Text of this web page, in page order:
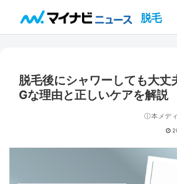
脱毛
脱毛後にシャワーしても大丈
Gな理由と正しいケアを解説
ⓘ本メデ